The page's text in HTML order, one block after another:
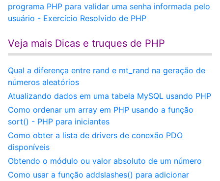
programa PHP para validar uma senha informada pelo
usuário - Exercício Resolvido de PHP
Veja mais Dicas e truques de PHP
Qual a diferença entre rand e mt_rand na geração de
números aleatórios
Atualizando dados em uma tabela MySQL usando PHP
Como ordenar um array em PHP usando a função
sort() - PHP para iniciantes
Como obter a lista de drivers de conexão PDO
disponíveis
Obtendo o módulo ou valor absoluto de um número
Como usar a função addslashes() para adicionar